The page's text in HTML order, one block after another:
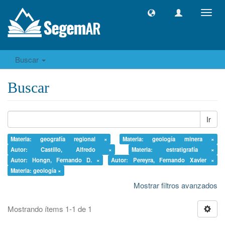
Buscar
Buscar
Ir
Materia: geografía regional ×
Materia: geología minera ×
Autor: Castillo, Alfredo ×
Materia: estratigrafía ×
Autor: Hongn, Fernando D. ×
Autor: Pereyra, Fernando Xavier ×
Materia: geología ×
Mostrar filtros avanzados
Mostrando ítems 1-1 de 1